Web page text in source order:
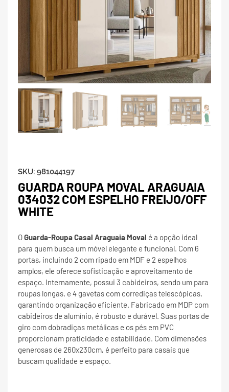
SKU: 981044197
GUARDA ROUPA MOVAL ARAGUAIA
034032 COM ESPELHO FREIJO/OFF
WHITE
OGuarda-Roupa Casal Araguaia Moval é a opção ideal
para quem busca um móvel elegante e funcional. Com 6
portas, incluindo 2 com ripado em MDF e 2 espelhos
amplos, ele oferece sofisticação e aproveitamento de
espaço. Internamente, possui 3 cabideiros, sendo um para
roupas longas, e 4 gavetas com corrediças telescópicas,
garantindo organização eficiente. Fabricado em MDP com
cabideiros de alumínio, é robusto e durável. Suas portas de
giro com dobradiças metálicas e os pés em PVC
proporcionam praticidade e estabilidade. Com dimensões
generosas de 260x230cm, é perfeito para casais que
buscam qualidade e espaço.